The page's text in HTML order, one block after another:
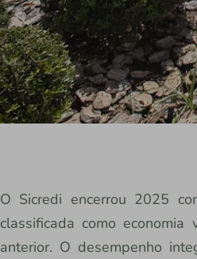
O Sicredi encerrou 2025
classificada como
anterior. O desempenho